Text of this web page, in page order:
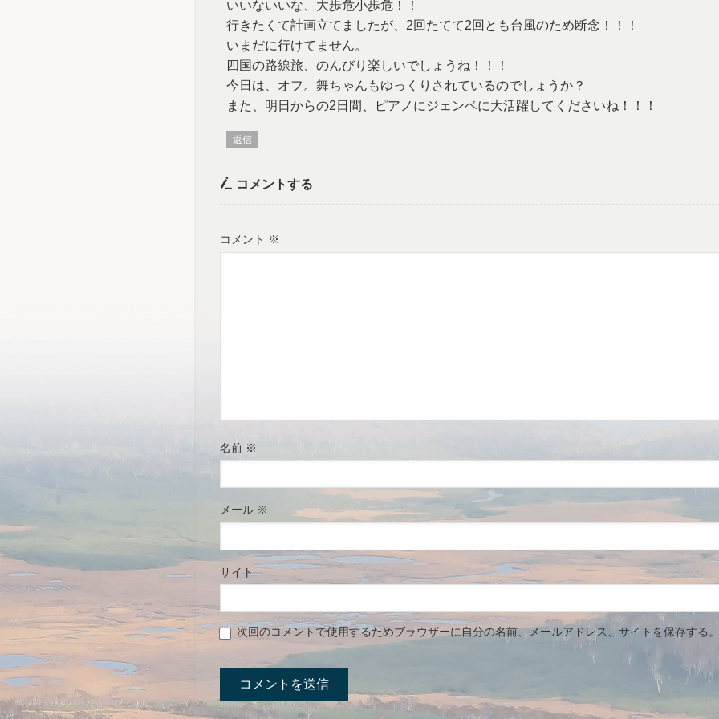
いいないいな、大歩危小歩危！！
行きたくて計画立てましたが、2回たてて2回とも台風のため断念！！！
いまだに行けてません。
四国の路線旅、のんびり楽しいでしょうね！！！
今日は、オフ。舞ちゃんもゆっくりされているのでしょうか？
また、明日からの2日間、ピアノにジェンベに大活躍してくださいね！！！
返信
コメントする
コメント ※
名前 ※
メール ※
サイト
次回のコメントで使用するためブラウザーに自分の名前、メールアドレス、サイトを保存する。